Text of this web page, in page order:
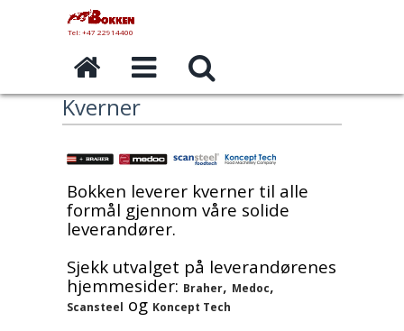
Tel: +47 22914400
Kverner
Bokken leverer kverner til alle
formål gjennom våre solide
leverandører.
Sjekk utvalget på leverandørenes
hjemmesider: Braher, Medoc,
Scansteel og Koncept Tech